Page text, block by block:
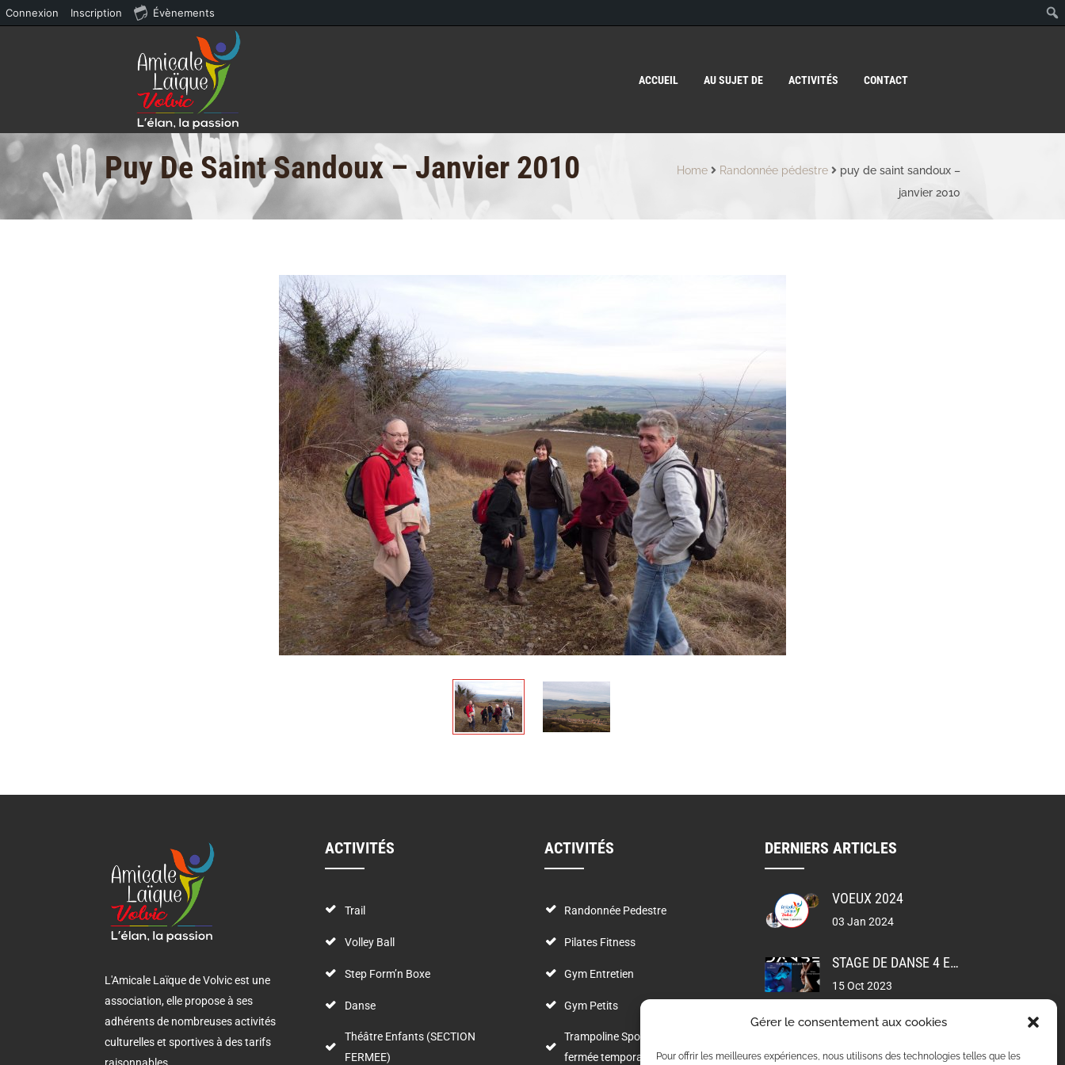
Gérer le consentement aux cookies
Pour offrir les meilleures expériences, nous utilisons des technologies telles que les
ACCUEIL AU SUJET DE ACTIVITÉS CONTACT
Puy De Saint Sandoux – Janvier 2010 Home Randonnée pédestre
puy de saint sandoux –
janvier 2010
L'Amicale Laïque de Volvic est une
association, elle propose à ses
adhérents de nombreuses activités
culturelles et sportives à des tarifs
raisonnables.
ACTIVITÉS
Trail
Volley Ball
Step Form’n Boxe
Danse
Théâtre Enfants (SECTION
FERMEE)
ACTIVITÉS
Randonnée Pedestre
Pilates Fitness
Gym Entretien
Gym Petits
Trampoline Sportif (Section
fermée temporairement)
DERNIERS ARTICLES
VOEUX 2024
03 Jan 2024
STAGE DE DANSE 4 ET 5 NOVEMBRE 2023
15 Oct 2023
VOLVIC EN ROSE – MERCI POUR VOTRE PARTICIPATION
15 Oct 2023
Connexion Inscription Évènements